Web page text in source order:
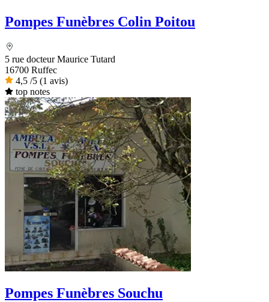
Pompes Funèbres Colin Poitou
5 rue docteur Maurice Tutard
16700 Ruffec
4,5 /5 (1 avis)
top notes
Pompes Funèbres Souchu